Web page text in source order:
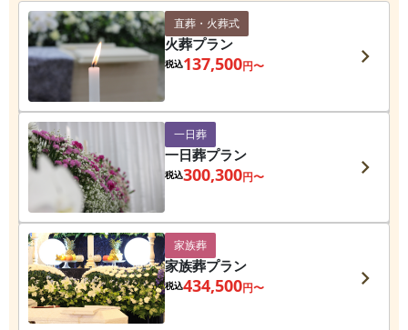
直葬・火葬式
火葬プラン
税込137,500円〜
一日葬
一日葬プラン
税込300,300円〜
家族葬
家族葬プラン
税込434,500円〜